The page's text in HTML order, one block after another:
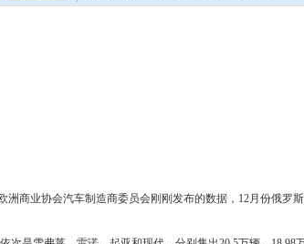
业协会汽车制造商委员会刚刚发布的数据，12月份俄罗斯